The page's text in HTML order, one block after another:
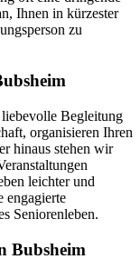
Ihnen in kürzester
zu
Begleitung
organisieren Ihren
hinaus stehen wir
leichter und
engagierte
Seniorenleben.
Bubsheim